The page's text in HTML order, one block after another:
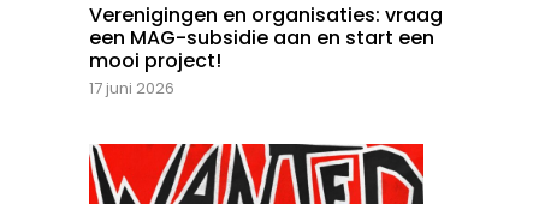
Verenigingen en organisaties: vraag
een MAG-subsidie aan en start een
mooi project!
17 juni 2026